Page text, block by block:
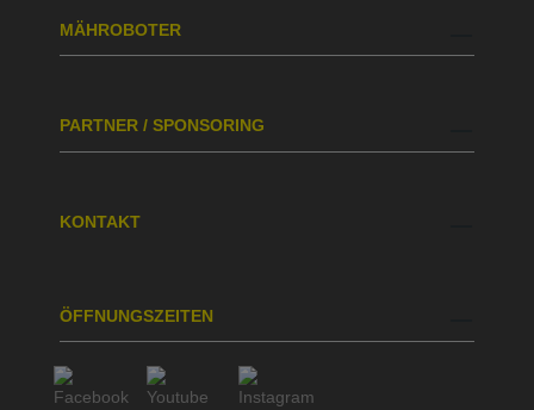
MÄHROBOTER
PARTNER / SPONSORING
KONTAKT
ÖFFNUNGSZEITEN